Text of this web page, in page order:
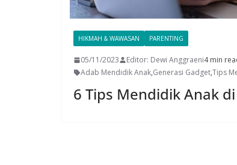
HIKMAH & WAWASAN PARENTING
05/11/2023 Editor: Dewi Anggraeni4 min
Adab Mendidik Anak,Generasi Gadget,Tips
6 Tips Mendidik Anak